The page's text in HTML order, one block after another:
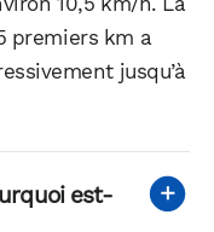
premiers km a
jusqu’à
est-
LinkedIn